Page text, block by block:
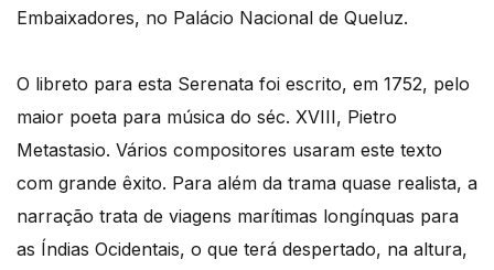
Embaixadores, no Palácio Nacional de Queluz.
O libreto para esta Serenata foi escrito, em 1752, pelo
maior poeta para música do séc. XVIII, Pietro
Metastasio. Vários compositores usaram este texto
com grande êxito. Para além da trama quase realista, a
narração trata de viagens marítimas longínquas para
as Índias Ocidentais, o que terá despertado, na altura,